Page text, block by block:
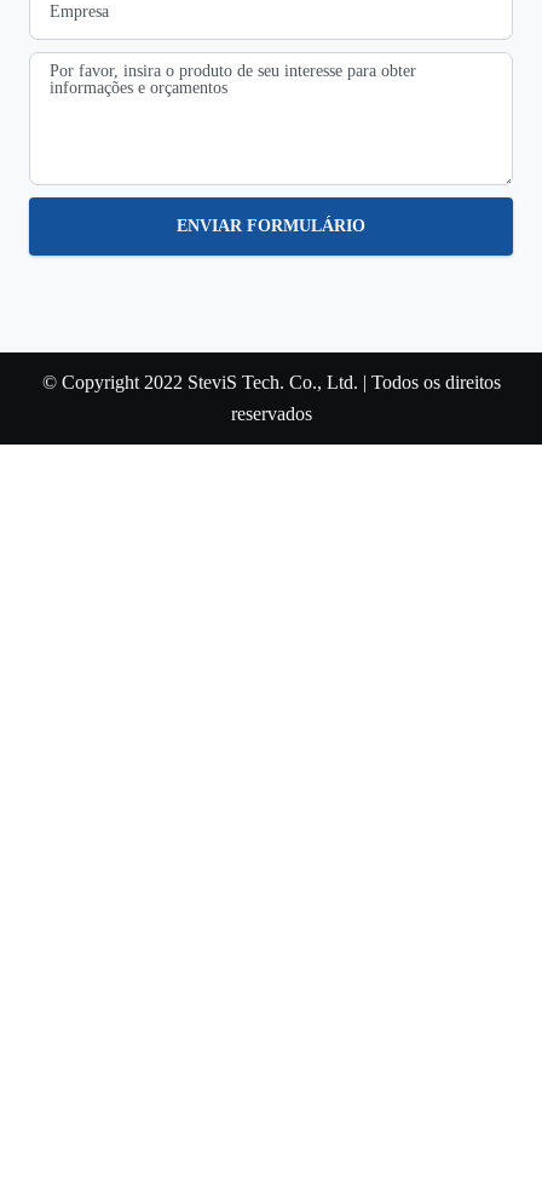
ENVIAR FORMULÁRIO
© Copyright 2022 SteviS Tech. Co., Ltd. | Todos os direitos
reservados